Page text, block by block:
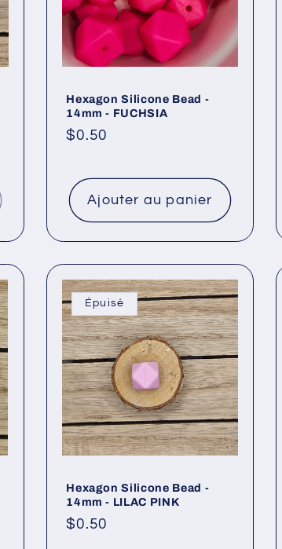
Hexagon Silicone Bead -
14mm - FUCHSIA
Prix
$0.50
Ajouter au panier
Épuisé
Hexagon Silicone Bead -
14mm - LILAC PINK
Prix
$0.50